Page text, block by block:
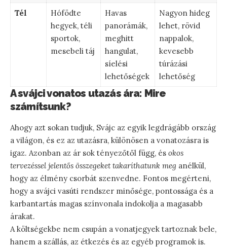
Tél
Hófödte
hegyek, téli
sportok,
mesebeli táj
Havas
panorámák,
meghitt
hangulat,
síelési
lehetőségek
Nagyon hideg
lehet, rövid
nappalok,
kevesebb
túrázási
lehetőség
A svájci vonatos utazás ára: Mire
számítsunk?
Ahogy azt sokan tudjuk, Svájc az egyik legdrágább ország
a világon, és ez az utazásra, különösen a vonatozásra is
igaz. Azonban az ár sok tényezőtől függ, és okos
tervezéssel jelentős összegeket takaríthatunk meg anélkül,
hogy az élmény csorbát szenvedne. Fontos megérteni,
hogy a svájci vasúti rendszer minősége, pontossága és a
karbantartás magas színvonala indokolja a magasabb
árakat.
A költségekbe nem csupán a vonatjegyek tartoznak bele,
hanem a szállás, az étkezés és az egyéb programok is.